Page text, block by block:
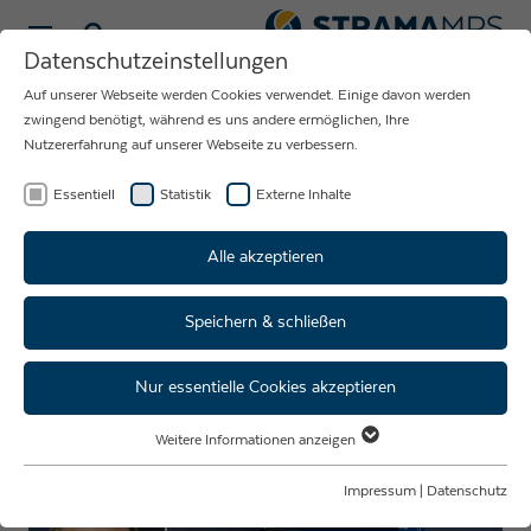
NEUIGKEITEN
RUND UM DAS
UNTERNEHMEN
STRAMA-MPS
Strama-MPS auf der SPS-
Messe 2024
Datenschutzeinstellungen
Auf unserer Webseite werden Cookies verwendet. Einige davon werden
zwingend benötigt, während es uns andere ermöglichen, Ihre
Nutzererfahrung auf unserer Webseite zu verbessern.
Essentiell Statistik Externe Inhalte
Alle akzeptieren
Speichern & schließen
Nur essentielle Cookies akzeptieren
Essentielle Cookies werden für grundlegende Funktionen der Webseite
Weitere Informationen anzeigen
Impressum Datenschutz